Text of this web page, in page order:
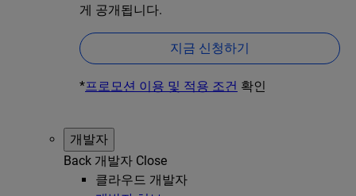
게 공개됩니다.
지금 신청하기
*프로모션 이용 및 적용 조건 확인
개발자
Back 개발자 Close
클라우드 개발자